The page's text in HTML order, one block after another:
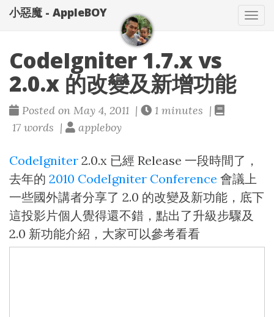
小惡魔 - AppleBOY
CodeIgniter 1.7.x vs
2.0.x 的改變及新增功能
Posted on May 4, 2011 |
1 minutes |
17 words |
appleboy
CodeIgniter 2.0.x 已經 Release 一段時間了，
去年的 2010 CodeIgniter Conference 會議上
一些國外講者分享了 2.0 的改變及新功能，底下
這投影片個人覺得還不錯，點出了升級步驟及
2.0 新功能介紹，大家可以參考看看